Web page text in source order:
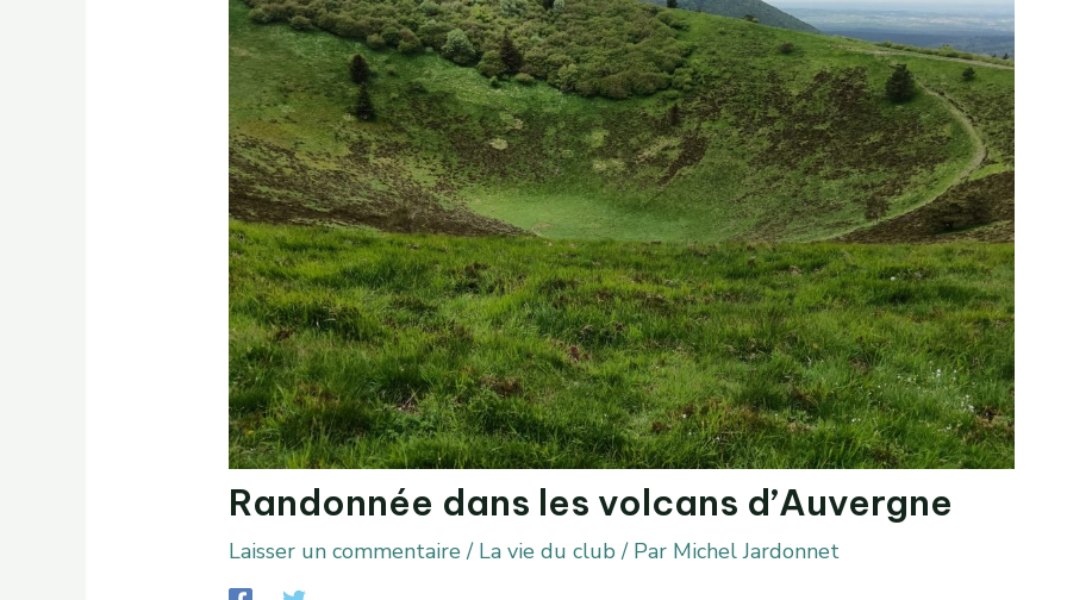
Randonnée dans les volcans d’Auvergne
Laisser un commentaire / La vie du club / Par Michel Jardonnet